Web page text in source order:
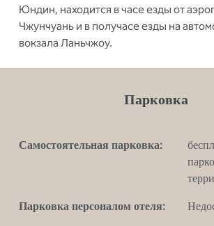
Юндин, находится в часе езды от
Чжунчуань и в получасе езды на
вокзала Ланьчжоу.
Парковка
Самостоятельная парковка:
Парковка персоналом отеля: